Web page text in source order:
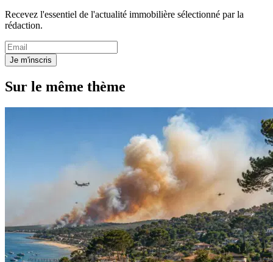
Recevez l'essentiel de l'actualité immobilière sélectionné par la
rédaction.
Je m'inscris
Sur le même thème